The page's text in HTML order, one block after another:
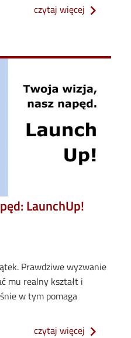
czytaj więcej o
LaunchUp!
Prawdziwe wyzwanie
mu realny kształt i
w tym pomaga
czytaj więcej o twoja